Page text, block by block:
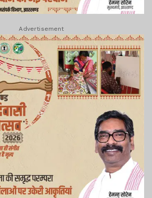
Advertisement